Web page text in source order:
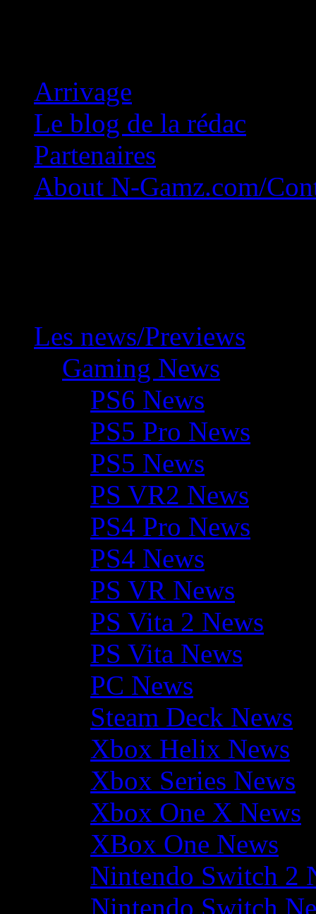
Arrivage
Le blog de la rédac
Partenaires
About N-Gamz.com/
Les news/Previews
Gaming News
PS6 News
PS5 Pro News
PS5 News
PS VR2 News
PS4 Pro News
PS4 News
PS VR News
PS Vita 2 News
PS Vita News
PC News
Steam Deck News
Xbox Helix News
Xbox Series News
Xbox One X News
XBox One News
Nintendo Switch 2
Nintendo Switch